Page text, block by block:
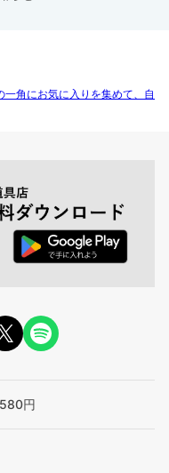
一角にお気に入りを集めて、自
円